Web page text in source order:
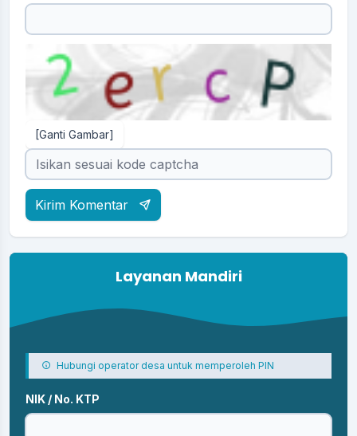
[Ganti Gambar]
Kirim Komentar
Layanan Mandiri
Hubungi operator desa untuk memperoleh PIN
NIK / No. KTP